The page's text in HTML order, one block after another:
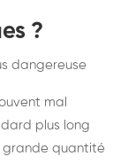
?
dangereuse
mal
plus long
grande quantité